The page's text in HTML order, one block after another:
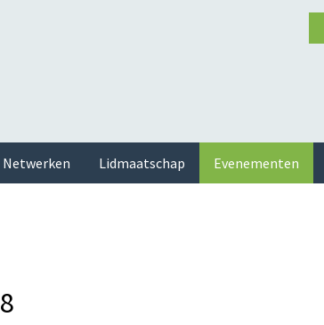
Netwerken Lidmaatschap Evenementen